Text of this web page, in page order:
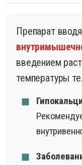
Препарат
введением
температуры